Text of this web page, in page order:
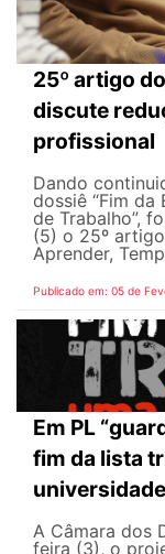
25º artigo
discute
profissional
Dando
dossiê “Fim da
de Trabalho”,
(5) o 25º
Aprender,
Publicado em: 05 de
Em PL
fim da lista
A Câmara dos
feira (3), o